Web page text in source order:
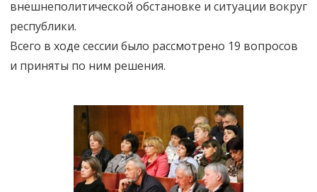
внешнеполитической обстановке и ситуации вокруг
республики.
Всего в ходе сессии было рассмотрено 19 вопросов
и приняты по ним решения.